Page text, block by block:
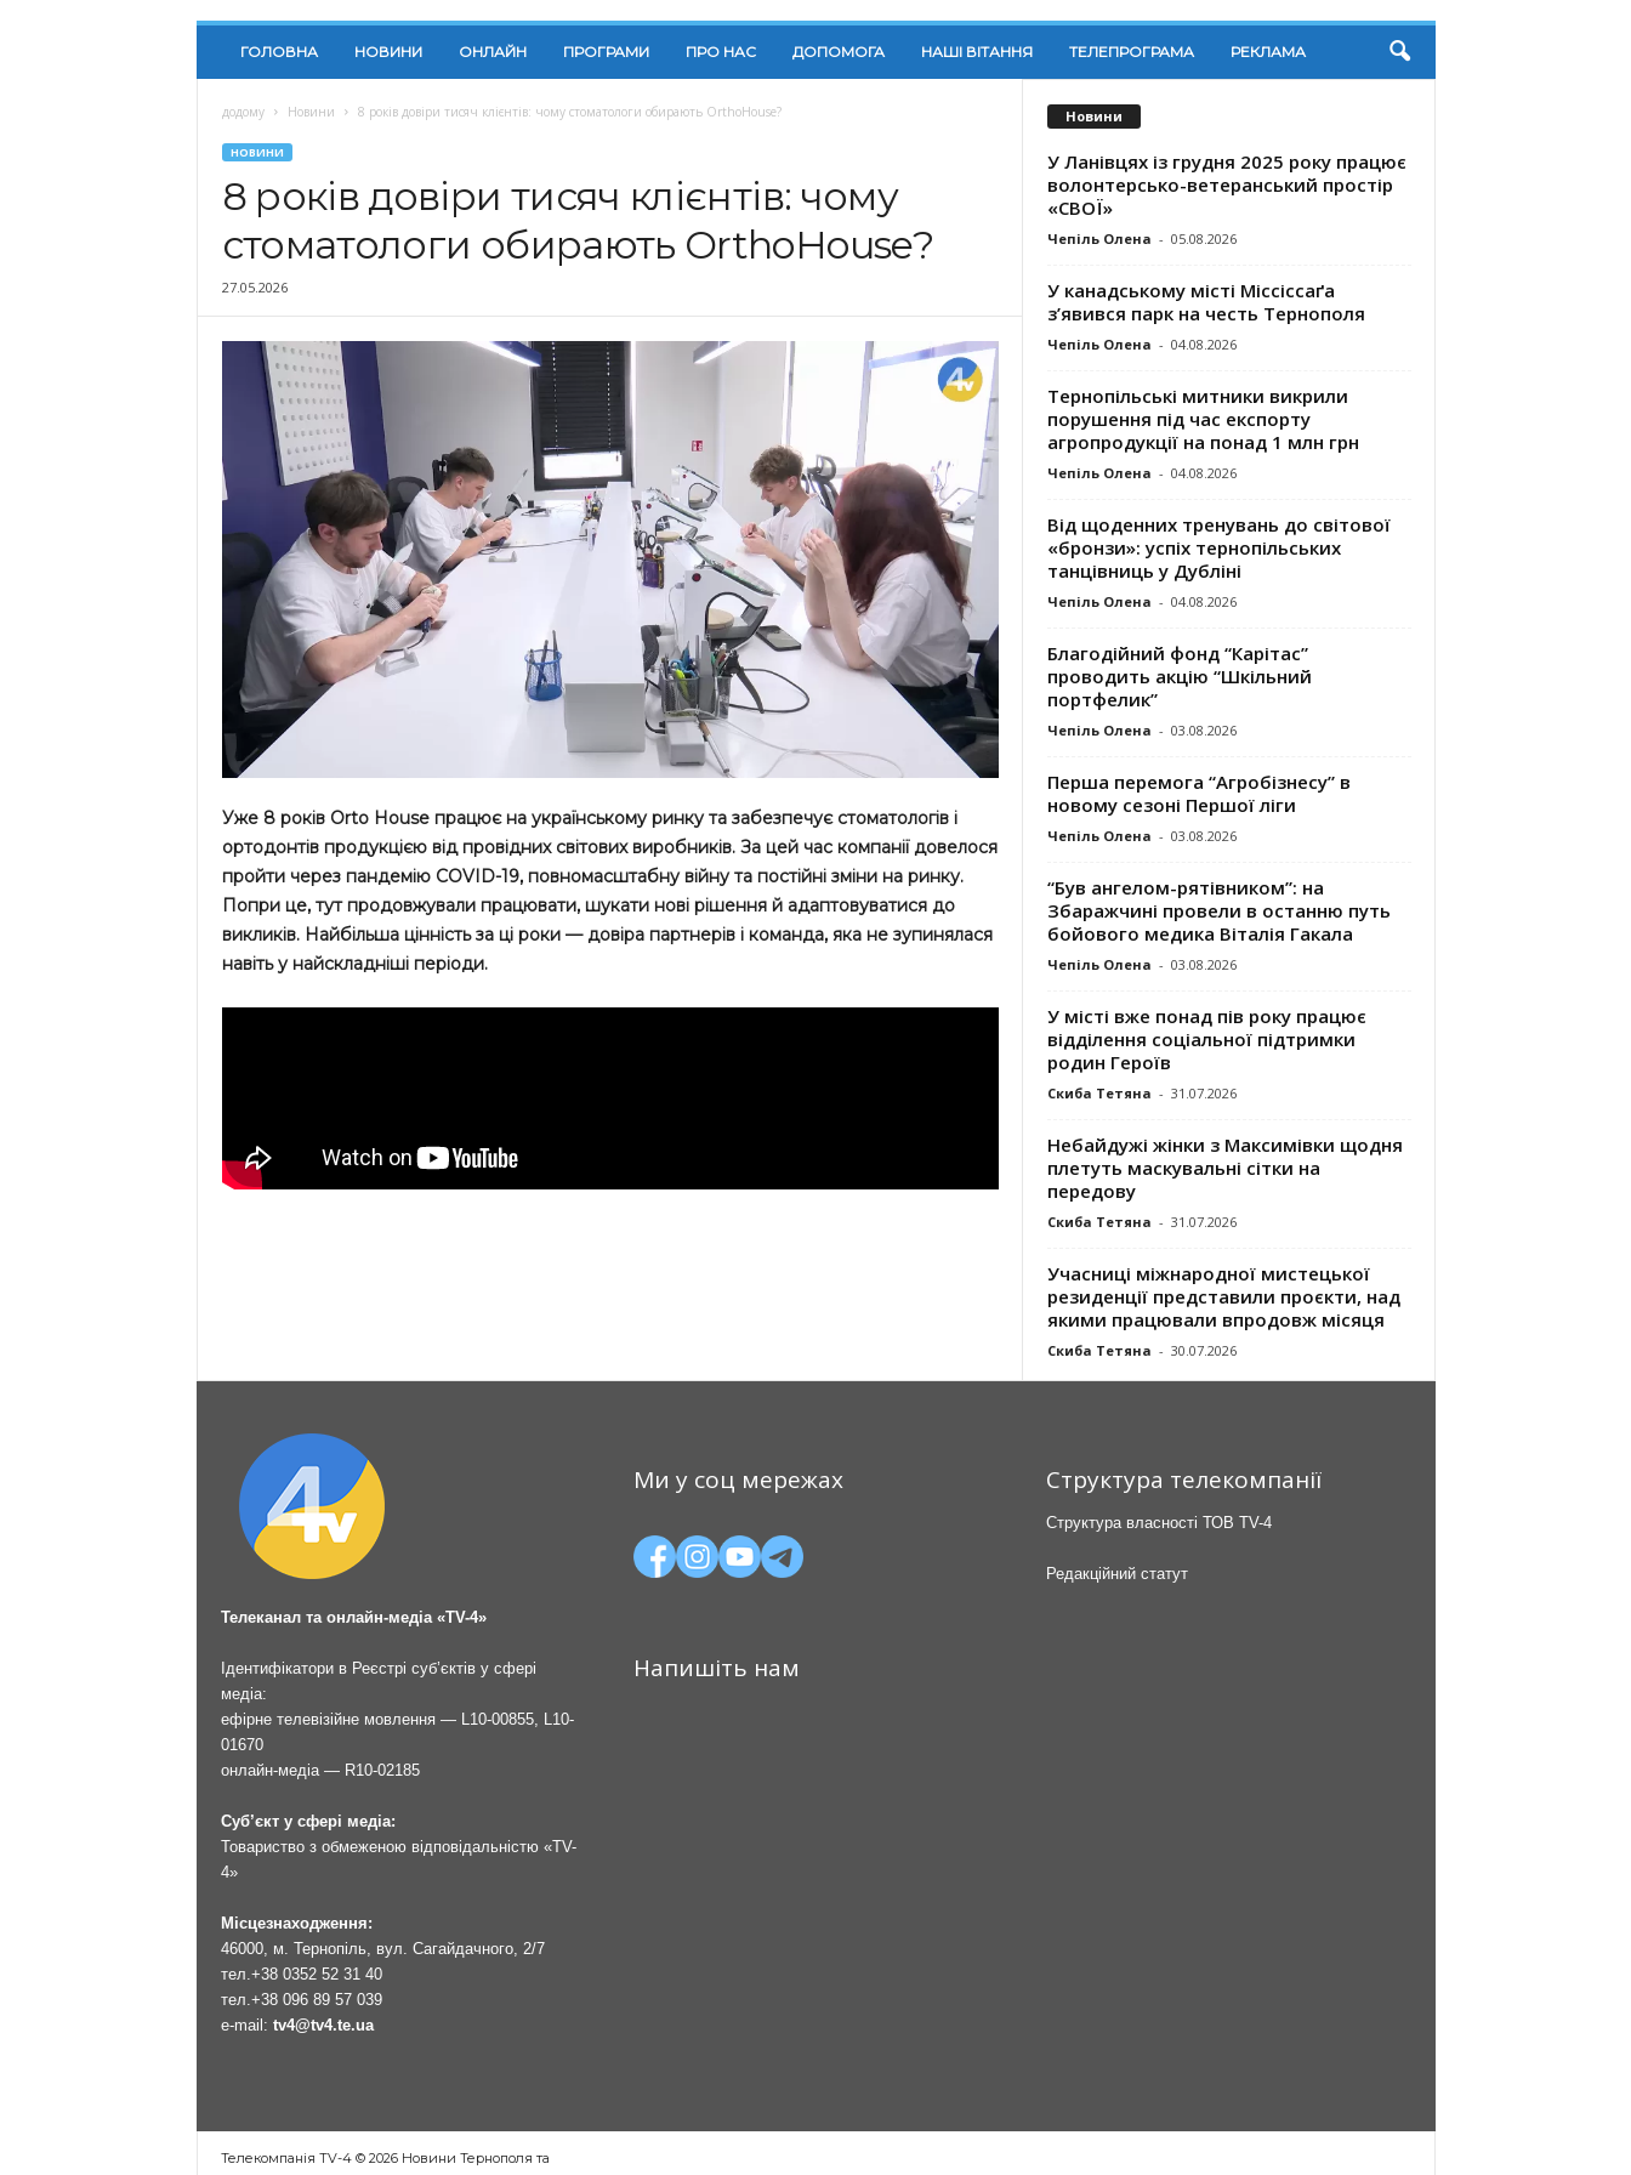
ГОЛОВНА НОВИНИ ОНЛАЙН ПРОГРАМИ ПРО НАС ДОПОМОГА НАШІ ВІТАННЯ ТЕЛЕПРОГРАМА РЕКЛАМА
додому Новини 8 років довіри тисяч клієнтів: чому стоматологи обирають OrthoHouse?
НОВИНИ
8 років довіри тисяч клієнтів: чому
стоматологи обирають OrthoHouse?
27.05.2026
Уже 8 років Orto House працює на українському ринку та забезпечує стоматологів і
ортодонтів продукцією від провідних світових виробників. За цей час компанії довелося
пройти через пандемію COVID-19, повномасштабну війну та постійні зміни на ринку.
Попри це, тут продовжували працювати, шукати нові рішення й адаптовуватися до
викликів. Найбільша цінність за ці роки — довіра партнерів і команда, яка не зупинялася
навіть у найскладніші періоди.
Новини
У Ланівцях із грудня 2025 року працює
волонтерсько-ветеранський простір
«СВОЇ»
Чепіль Олена - 05.08.2026
У канадському місті Міссіссаґа
з’явився парк на честь Тернополя
Чепіль Олена - 04.08.2026
Тернопільські митники викрили
порушення під час експорту
агропродукції на понад 1 млн грн
Чепіль Олена - 04.08.2026
Від щоденних тренувань до світової
«бронзи»: успіх тернопільських
танцівниць у Дубліні
Чепіль Олена - 04.08.2026
Благодійний фонд “Карітас”
проводить акцію “Шкільний
портфелик”
Чепіль Олена - 03.08.2026
Перша перемога “Агробізнесу” в
новому сезоні Першої ліги
Чепіль Олена - 03.08.2026
“Був ангелом-рятівником”: на
Збаражчині провели в останню путь
бойового медика Віталія Гакала
Чепіль Олена - 03.08.2026
У місті вже понад пів року працює
відділення соціальної підтримки
родин Героїв
Скиба Тетяна - 31.07.2026
Небайдужі жінки з Максимівки щодня
плетуть маскувальні сітки на
передову
Скиба Тетяна - 31.07.2026
Учасниці міжнародної мистецької
резиденції представили проєкти, над
якими працювали впродовж місяця
Скиба Тетяна - 30.07.2026
Телеканал та онлайн-медіа «TV-4»
Ідентифікатори в Реєстрі суб’єктів у сфері
медіа:
ефірне телевізійне мовлення — L10-00855, L10-
01670
онлайн-медіа — R10-02185
Суб’єкт у сфері медіа:
Товариство з обмеженою відповідальністю «TV-
4»
Місцезнаходження:
46000, м. Тернопіль, вул. Сагайдачного, 2/7
тел. +38 0352 52 31 40
тел. +38 096 89 57 039
e-mail: tv4@tv4.te.ua
Ми у соц мережах
Напишіть нам
Структура телекомпанії
Структура власності ТОВ TV-4
Редакційний статут
Телекомпанія TV-4 © 2026 Новини Тернополя та